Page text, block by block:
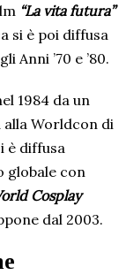
“La vita futura”
si è poi diffusa
Anni ’70 e ’80.
1984 da un
Worldcon di
è diffusa
globale con
Cosplay
dal 2003.